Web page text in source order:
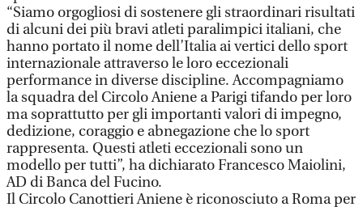
“Siamo orgogliosi di sostenere gli straordinari risultati
di alcuni dei più bravi atleti paralimpici italiani, che
hanno portato il nome dell’Italia ai vertici dello sport
internazionale attraverso le loro eccezionali
performance in diverse discipline. Accompagniamo
la squadra del Circolo Aniene a Parigi tifando per loro
ma soprattutto per gli importanti valori di impegno,
dedizione, coraggio e abnegazione che lo sport
rappresenta. Questi atleti eccezionali sono un
modello per tutti”, ha dichiarato Francesco Maiolini,
AD di Banca del Fucino.
Il Circolo Canottieri Aniene è riconosciuto a Roma per